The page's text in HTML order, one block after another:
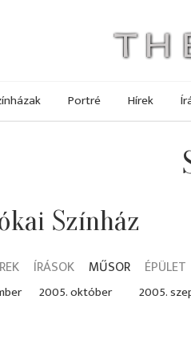
Portré Hírek
Színház
ÍRÁSOK MŰSOR ÉPÜLET
2005. október 2005.